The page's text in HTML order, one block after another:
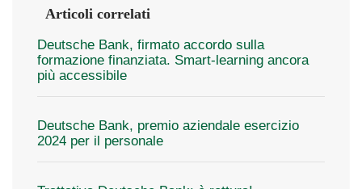
Articoli correlati
Deutsche Bank, firmato accordo sulla
formazione finanziata. Smart-learning ancora
più accessibile
Deutsche Bank, premio aziendale esercizio
2024 per il personale